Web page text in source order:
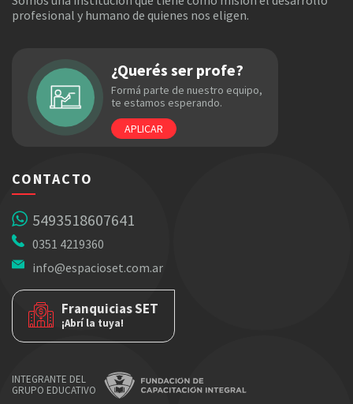
profesional y humano de quienes nos eligen.
¿Querés ser profe?
Formá parte de nuestro equipo,
te estamos esperando.
APLICAR
CONTACTO
5493518607641
0351 4219360
info@espacioset.com.ar
Franquicias SET
¡Abrí la tuya!
INTEGRANTE DEL
GRUPO EDUCATIVO